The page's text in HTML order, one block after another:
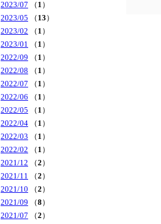
2023/07 （ 1 ）
2023/05 （ 13 ）
2023/02 （ 1 ）
2023/01 （ 1 ）
2022/09 （ 1 ）
2022/08 （ 1 ）
2022/07 （ 1 ）
2022/06 （ 1 ）
2022/05 （ 1 ）
2022/04 （ 1 ）
2022/03 （ 1 ）
2022/02 （ 1 ）
2021/12 （2 ）
2021/11 （2 ）
2021/10 （2 ）
2021/09 （8 ）
2021/07 （2 ）